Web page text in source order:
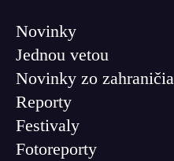
Novinky
Jednou vetou
Novinky zo zahraničia
Reporty
Festivaly
Fotoreporty